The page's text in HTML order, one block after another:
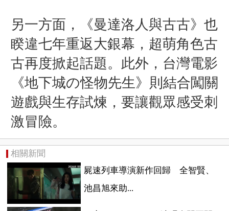
另一方面，《曼達洛人與古古》也
睽違七年重返大銀幕，超萌角色古
古再度掀起話題。此外，台灣電影
《地下城の怪物先生》則結合闖關
遊戲與生存試煉，要讓觀眾感受刺
激冒險。
相關新聞
屍速列車導演新作回歸 全智賢、
池昌旭來助...